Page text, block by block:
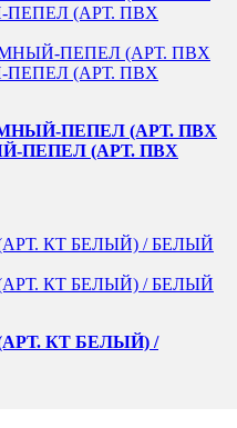
ПЕПЕЛ (АРТ. ПВХ
ПЕПЕЛ (АРТ. ПВХ
КТ БЕЛЫЙ) /